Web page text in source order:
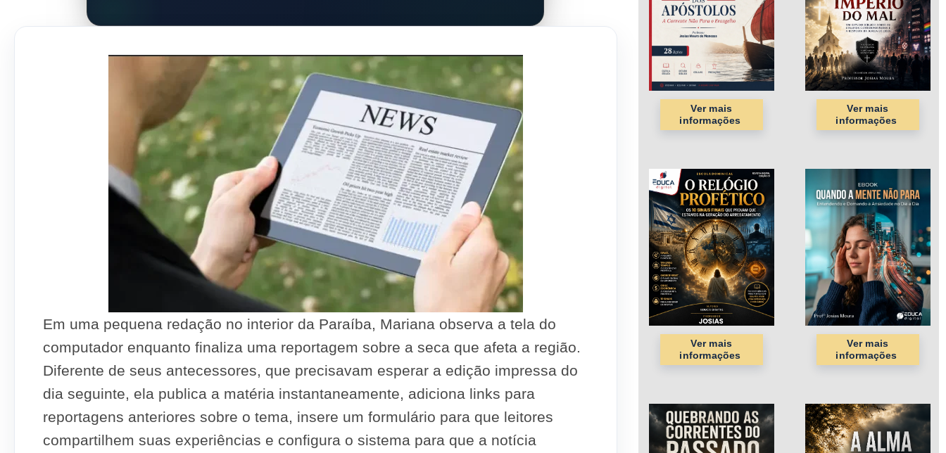
Em uma pequena redação no interior da Paraíba, Mariana observa a tela do
computador enquanto finaliza uma reportagem sobre a seca que afeta a região.
Diferente de seus antecessores, que precisavam esperar a edição impressa do
dia seguinte, ela publica a matéria instantaneamente, adiciona links para
reportagens anteriores sobre o tema, insere um formulário para que leitores
compartilhem suas experiências e configura o sistema para que a notícia